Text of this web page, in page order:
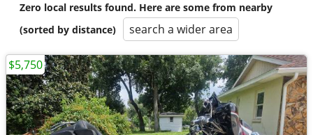
Zero local results found. Here are some from nearby
(sorted by distance)
search a wider area
$5,750